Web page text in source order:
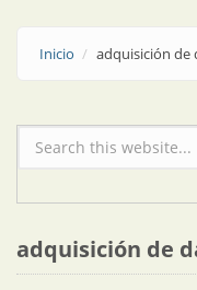
Inicio adquisición de
Formulario de
adquisición de